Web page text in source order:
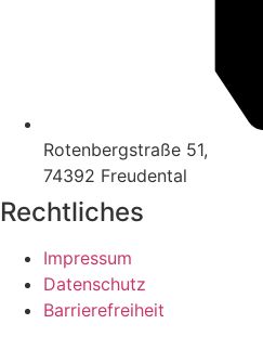
Rotenbergstraße 51,
74392 Freudental
Rechtliches
Impressum
Datenschutz
Barrierefreiheit